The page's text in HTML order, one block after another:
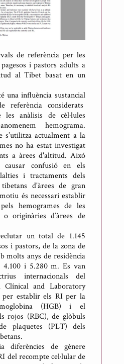
de referència per les
i pastors adults a
al Tibet basat en un
una influència sustancial
referència considerats
les anàlisis de cèl·lules
hemograma.
s’utilitza actualment a la
no ha estat investigat
a àrees d'altitud. Aixó
causar confusió en els
i tractaments dels
d'àrees de gran
és necessari establir
hemogrames de les
o originàries d’àrees de
un total de 1.145
i pastors, de la zona de
molts anys de residència
i 5.280 m. Es van
internacionals del
and Laboratory
per establir els RI per la
(HGB) i el
rojos (RBC), de glòbuls
plaquetes (PLT) dels
diferències de gènere
del recompte cel·lular de